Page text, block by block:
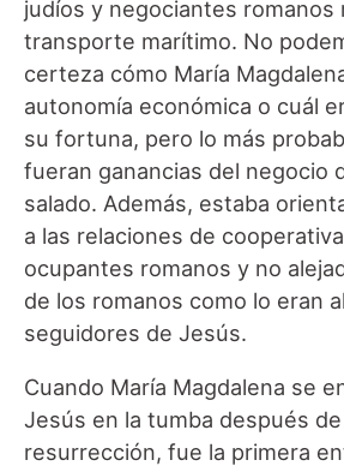
judíos y negociantes romanos
transporte marítimo. No
certeza cómo María
autonomía económica o cuál
su fortuna, pero lo más
fueran ganancias del negocio
salado. Además, estaba
a las relaciones de
ocupantes romanos y no
de los romanos como lo eran
seguidores de Jesús.
Cuando María Magdalena se
Jesús en la tumba después
resurrección, fue la primera